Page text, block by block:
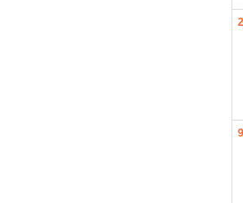
2
9